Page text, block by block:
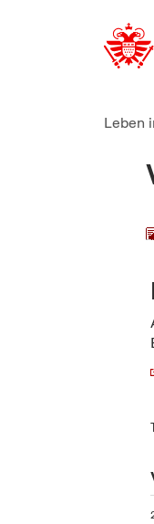
Leben